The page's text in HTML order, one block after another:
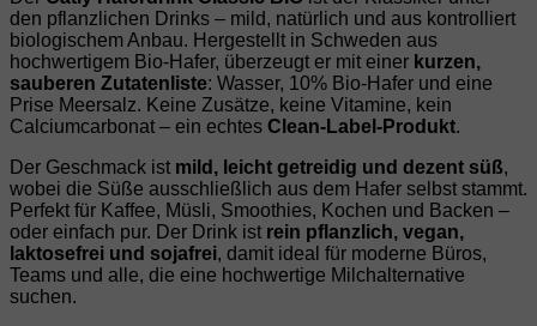
den pflanzlichen Drinks – mild, natürlich und aus kontrolliert
biologischem Anbau. Hergestellt in Schweden aus
hochwertigem Bio‑Hafer, überzeugt er mit einer kurzen,
sauberen Zutatenliste: Wasser, 10% Bio‑Hafer und eine
Prise Meersalz. Keine Zusätze, keine Vitamine, kein
Calciumcarbonat – ein echtes Clean‑Label‑Produkt.
Der Geschmack ist mild, leicht getreidig und dezent süß,
wobei die Süße ausschließlich aus dem Hafer selbst stammt.
Perfekt für Kaffee, Müsli, Smoothies, Kochen und Backen –
oder einfach pur. Der Drink ist rein pflanzlich, vegan,
laktosefrei und sojafrei, damit ideal für moderne Büros,
Teams und alle, die eine hochwertige Milchalternative
suchen.